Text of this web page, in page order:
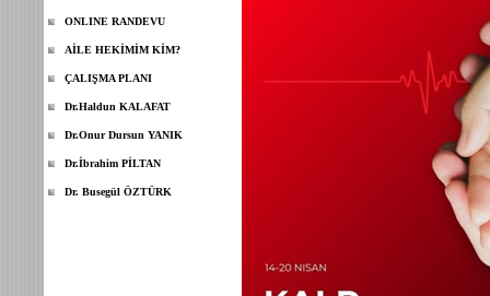
ONLINE RANDEVU
AİLE HEKİMİM KİM?
ÇALIŞMA PLANI
Dr.Haldun KALAFAT
Dr.Onur Dursun YANIK
Dr.İbrahim PİLTAN
Dr. Busegül ÖZTÜRK